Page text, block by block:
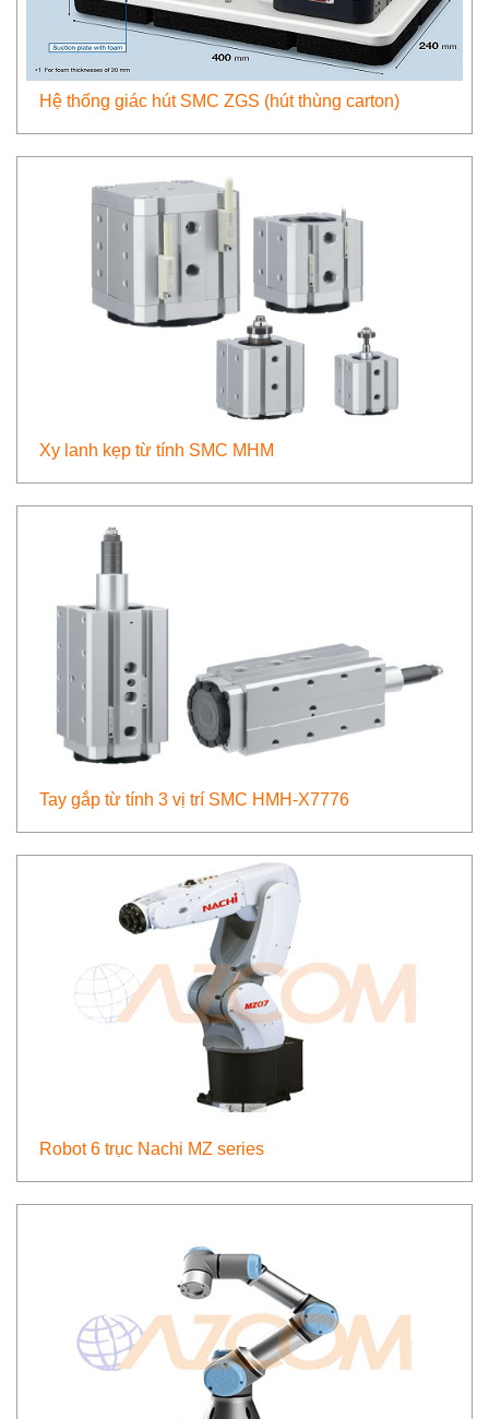
Hệ thống giác hút SMC ZGS (hút thùng carton)
Xy lanh kẹp từ tính SMC MHM
Tay gắp từ tính 3 vị trí SMC HMH-X7776
Robot 6 trục Nachi MZ series